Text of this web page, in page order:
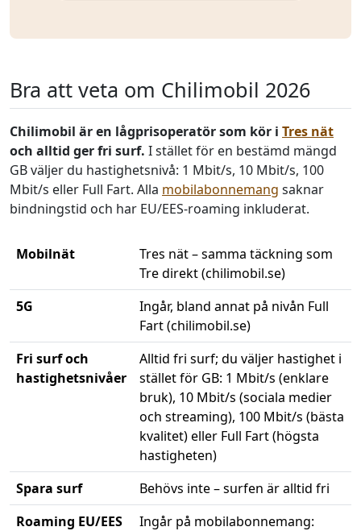
Bra att veta om Chilimobil 2026
Chilimobil är en lågprisoperatör som kör i Tres nät
och alltid ger fri surf. I stället för en bestämd mängd
GB väljer du hastighetsnivå: 1 Mbit/s, 10 Mbit/s, 100
Mbit/s eller Full Fart. Alla mobilabonnemang saknar
bindningstid och har EU/EES-roaming inkluderat.
Mobilnät
Tres nät – samma täckning som
Tre direkt (chilimobil.se)
5G
Ingår, bland annat på nivån Full
Fart (chilimobil.se)
Fri surf och
hastighetsnivåer
Alltid fri surf; du väljer hastighet i
stället för GB: 1 Mbit/s (enklare
bruk), 10 Mbit/s (sociala medier
och streaming), 100 Mbit/s (bästa
kvalitet) eller Full Fart (högsta
hastigheten)
Spara surf
Behövs inte – surfen är alltid fri
Roaming EU/EES
Ingår på mobilabonnemang: